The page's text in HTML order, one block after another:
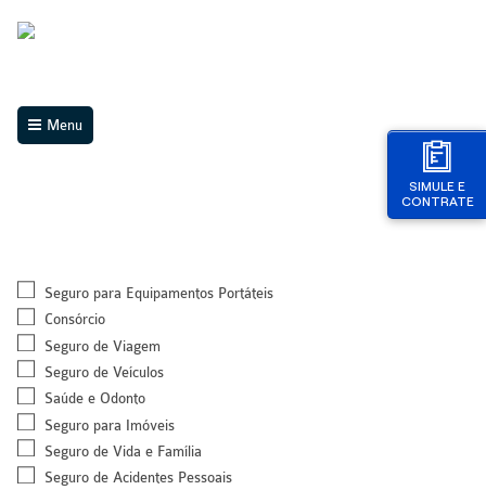
SIMULE E
CONTRATE
Menu
Seguro para Equipamentos Portáteis
Consórcio
Seguro de Viagem
Seguro de Veículos
Saúde e Odonto
Seguro para Imóveis
Seguro de Vida e Família
Seguro de Acidentes Pessoais